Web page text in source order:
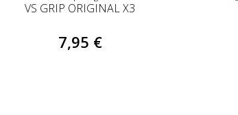
VS GRIP ORIGINAL X3
7,95 €